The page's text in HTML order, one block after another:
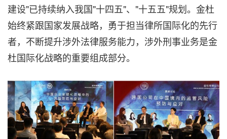
建设"已持续纳入我国"十四五"、"十五五"规划。金杜
始终紧跟国家发展战略，勇于担当律所国际化的先行
者，不断提升涉外法律服务能力，涉外刑事业务是金
杜国际化战略的重要组成部分。